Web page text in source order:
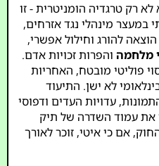
רק טרגדיה הומניטרית - זו
מינהלי נגד אזרחים,
להורג וחילול אפשרי,
מלחמה והפרות זכויות אדם.
פוליטי מובטח, האחריות
לא ישן. התיעוד
עדויות העדים ודפוסי
את עמוד השדרה של תיק
אם כי איטי, זוכר לאורך